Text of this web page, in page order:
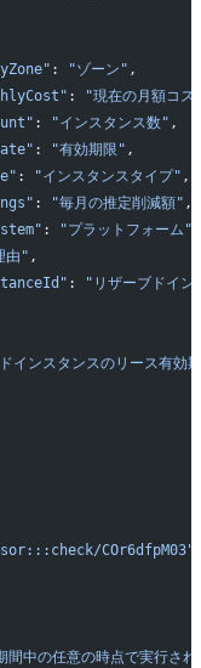
: "ゾーン" ,
:
"現在の月額コス
: "インスタンス数" ,
: "有効期限" ,
: "インスタンスタイプ" ,
: "毎月の推定削減額" ,
: "プラットフォーム"
由" ,
:
"リザーブドイ
インスタンスのリース有効
COr6dfpM03"
間中の任意の時点で実行